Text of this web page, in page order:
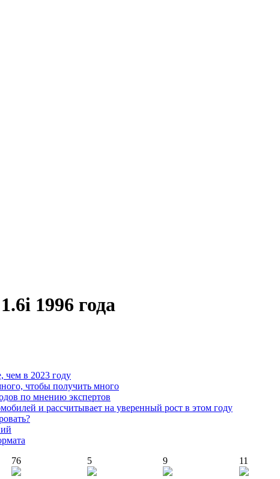
1996 года
чем в 2023 году
чтобы получить много
по мнению экспертов
и рассчитывает на уверенный рост в этом году
76 5 9 11